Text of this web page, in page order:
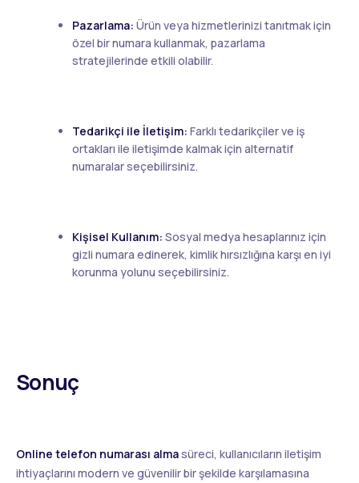
Pazarlama: Ürün veya hizmetlerinizi tanıtmak için
özel bir numara kullanmak, pazarlama
stratejilerinde etkili olabilir.
Tedarikçi ile İletişim: Farklı tedarikçiler ve iş
ortakları ile iletişimde kalmak için alternatif
numaralar seçebilirsiniz.
Kişisel Kullanım: Sosyal medya hesaplarınız için
gizli numara edinerek, kimlik hırsızlığına karşı en iyi
korunma yolunu seçebilirsiniz.
Sonuç
Online telefon numarası almasüreci, kullanıcıların iletişim
ihtiyaçlarını modern ve güvenilir bir şekilde karşılamasına